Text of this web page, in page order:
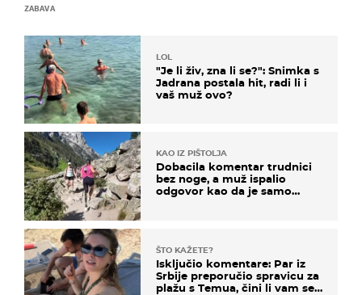
ZABAVA
LOL
"Je li živ, zna li se?": Snimka s
Jadrana postala hit, radi li i
vaš muž ovo?
KAO IZ PIŠTOLJA
Dobacila komentar trudnici
bez noge, a muž ispalio
odgovor kao da je samo
ŠTO KAŽETE?
Isključio komentare: Par iz
Srbije preporučio spravicu za
plažu s Temua, čini li vam se